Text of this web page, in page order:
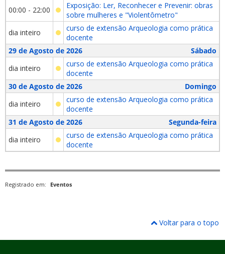
00:00 - 22:00
Exposição: Ler, Reconhecer e Prevenir: obras
sobre mulheres e "Violentômetro"
dia inteiro
curso de extensão Arqueologia como prática
docente
29 de Agosto de 2026
Sábado
dia inteiro
curso de extensão Arqueologia como prática
docente
30 de Agosto de 2026
Domingo
dia inteiro
curso de extensão Arqueologia como prática
docente
31 de Agosto de 2026
Segunda-feira
dia inteiro
curso de extensão Arqueologia como prática
docente
Registrado em: Eventos
Voltar para o topo